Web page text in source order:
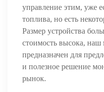
управление этим, уже
топлива, но есть
Размер устройства
стоимость высока,
предназначен для
и полезное решение
рынок.